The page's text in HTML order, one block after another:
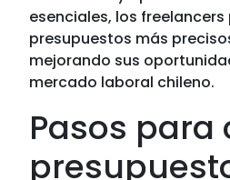
esenciales, los
presupuestos más
mejorando sus
mercado laboral chileno.
Pasos para